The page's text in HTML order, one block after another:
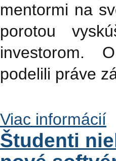
mentormi na
porotou
investorom.
podelili práve
Viac informácií
Študenti